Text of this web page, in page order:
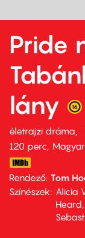
Pride
lány
életrajzi dráma
120 perc,
Rendező Tom
Színészek
Alicia
Heard